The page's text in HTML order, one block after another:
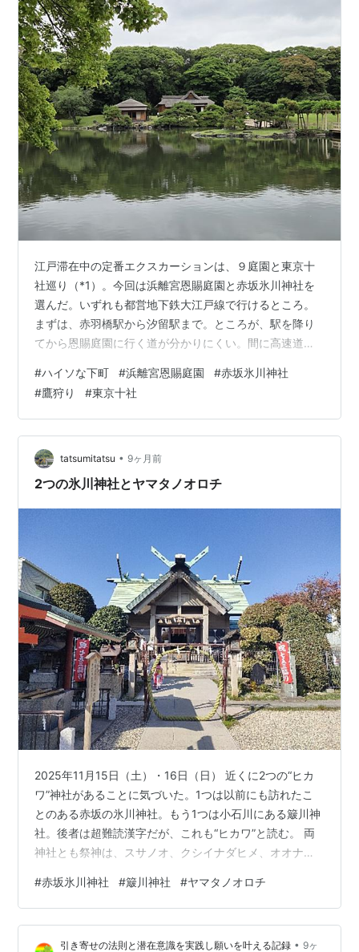
江戸滞在中の定番エクスカーションは、９庭園と東京十
社巡り（*1）。今回は浜離宮恩賜庭園と赤坂氷川神社を
選んだ。いずれも都営地下鉄大江戸線で行けるところ。
まずは、赤羽橋駅から汐留駅まで。ところが、駅を降り
てから恩賜庭園に行く道が分かりにくい。間に高速道路
門の入り口 元は将軍家の鷹狩り（*2）の場だったのだ
が、茶屋などを整備して接待などにも使っていたとい
う。海水も引き込んだ回遊式庭園だが、造りを見ると日
比谷入江に張り出した要塞だったかもしれない。入場料
は300円、年間パスポートもある。 300年の老松など、
植栽の手入れが見事。四季折々の花も咲き、…
#ハイソな下町 #浜離宮恩賜庭園 #赤坂氷川神社
#鷹狩り #東京十社
tatsumitatsu • 9ヶ月前
2つの氷川神社とヤマタノオロチ
2025年11月15日（土）・16日（日） 近くに2つの“ヒカ
ワ”神社があることに気づいた。1つは以前にも訪れたこ
とのある赤坂の氷川神社。もう1つは小石川にある簸川神
社。後者は超難読漢字だが、これも“ヒカワ”と読む。 両
神社とも祭神は、スサノオ、クシイナダヒメ、オオナム
神社ということで、両方一気に詣ってみた。 だが、そも
そも氷川神社って何だ？ 奈良には、かき氷ファンの聖地
（笑）として有名な氷室神社というのがある。その連想
で、氷川神社も氷にちなんだ由緒でもあるのか？と思っ
#赤坂氷川神社 #簸川神社 #ヤマタノオロチ
引き寄せの法則と潜在意識を実践し願いを叶える記録 • 9ヶ